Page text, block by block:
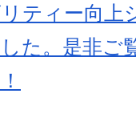
ティー向
た。是非ご